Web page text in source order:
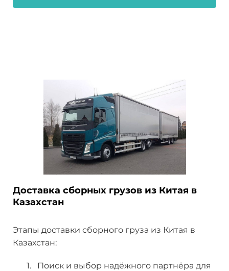
Доставка сборных грузов из Китая в
Казахстан
Этапы доставки сборного груза из Китая в
Казахстан:
Поиск и выбор надёжного партнёра для